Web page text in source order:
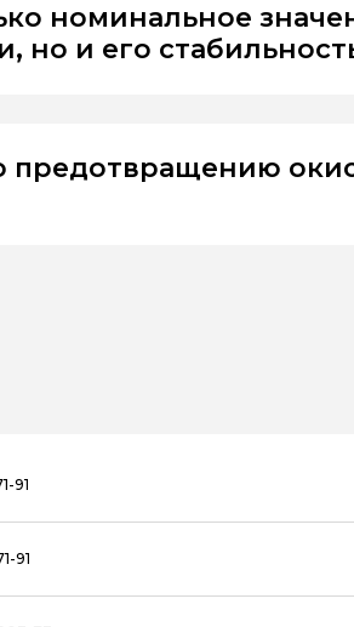
номинальное
но и его
91
91